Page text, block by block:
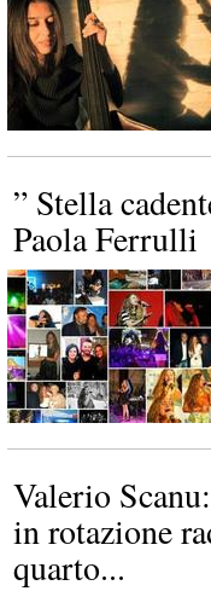
” Stella
Paola Ferrulli
Valerio
in rotazione
quarto...